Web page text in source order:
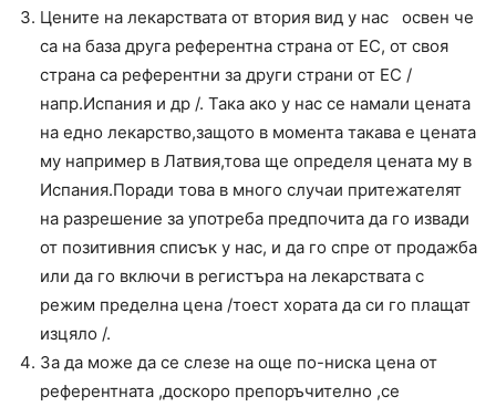
Цените на лекарствата от втория вид у нас освен че
са на база друга референтна страна от ЕС, от своя
страна са референтни за други страни от ЕС /
напр.Испания и др /. Така ако у нас се намали цената
на едно лекарство,защото в момента такава е цената
му например в Латвия,това ще определя цената му в
Испания.Поради това в много случаи притежателят
на разрешение за употреба предпочита да го извади
от позитивния списък у нас, и да го спре от продажба
или да го включи в регистъра на лекарствата с
режим пределна цена /тоест хората да си го плащат
изцяло /.
За да може да се слезе на още по-ниска цена от
референтната ,доскоро препоръчително ,се